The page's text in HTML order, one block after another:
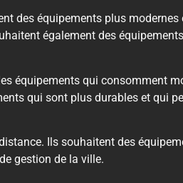
des équipements plus modernes
également des
équipements qui consomment
qui sont plus durables et qui
Ils souhaitent des
gestion de la ville.